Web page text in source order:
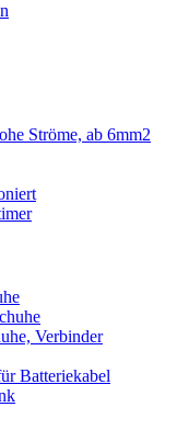
Ströme, ab 6mm2
Verbinder
Batteriekabel